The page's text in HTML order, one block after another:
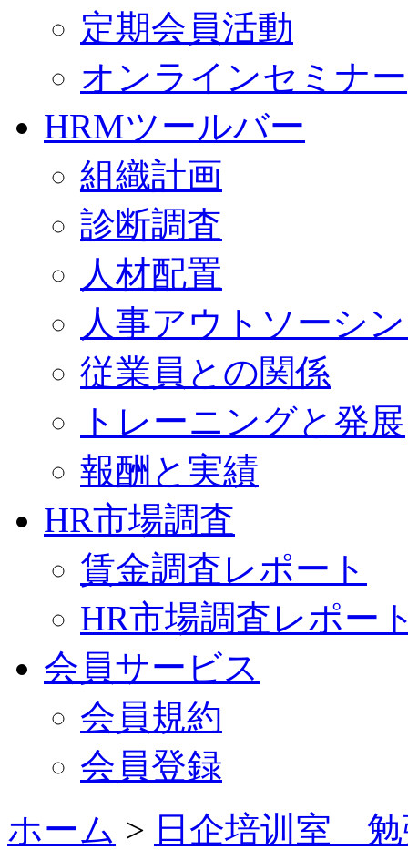
定期会員活動
オンラインセミナー
HRMツールバー
組織計画
診断調査
人材配置
人事アウトソーシ
従業員との関係
トレーニングと発展
報酬と実績
HR市場調査
賃金調査レポート
HR市場調査レポー
会員サービス
会員規約
会員登録
ホーム > 日企培训室 勉